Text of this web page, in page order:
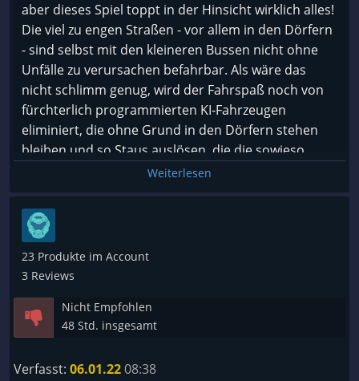
aber dieses Spiel toppt in der Hinsicht wirklich alles!
Die viel zu engen Straßen - vor allem in den Dörfern
- sind selbst mit den kleineren Bussen nicht ohne
Unfälle zu verursachen befahrbar. Als wäre das
nicht schlimm genug, wird der Fahrspaß noch von
fürchterlich programmierten KI-Fahrzeugen
eliminiert, die ohne Grund in den Dörfern stehen
bleiben und so Staus auslösen, die die sowieso
schon zu engen Straßen verstopfen. Die
Höhenunterschiede sind sehr unrealistisch und ein
Aufsetzen des Busses kann auch bei niedrigen
Geschwindigkeiten oft nicht verhindert werden.
Das Konzept mit dem Wirtschaftssystem ist zwar
eine gute Idee, allerdings keineswegs ausgereift. Es
Wirtschaftssystem für den Fernbus-Simulator
angeboten und diesen weiter verbessert hätte,
zusammengebasteltes Spiel zu veröffentlichen. Das
Weiterlesen
23 Produkte im Account
3 Reviews
Nicht Empfohlen
48 Std. insgesamt
Verfasst: 06.01.2208:38